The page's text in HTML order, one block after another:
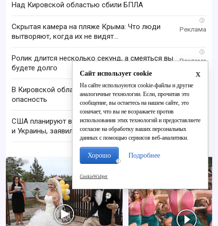
Над Кировской областью сбили БПЛА
i
Скрытая камера на пляже Крыма: Что люди
вытворяют, когда их не видят...
i
Ролик длится несколько секунд, а смеяться вы
будете долго
В Кировской области отменили ракетную
опасность
США планируют возобновить переговоры России
и Украины, заявил Рубио
i
x
Сайт использует cookie
На сайте используются cookie-файлы и другие
аналогичные технологии. Если, прочитав это
сообщение, вы остаетесь на нашем сайте, это
означает, что вы не возражаете против
использования этих технологий и предоставляете
согласие на обработку ваших персональных
данных с помощью сервисов веб-аналитики.
Хорошо Подробнее
CookieWidget